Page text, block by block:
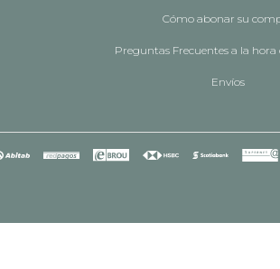
Cómo abonar su
Preguntas Frecuentes a la
Envíos